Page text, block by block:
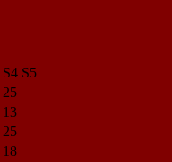
S4 S5
25
13
25
18